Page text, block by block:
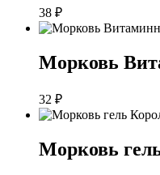
38 ₽
Морковь
32 ₽
Морковь